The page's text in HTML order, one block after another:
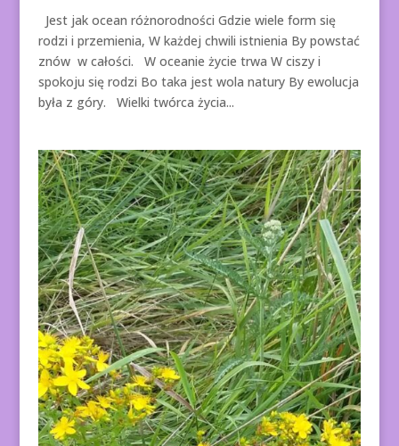
Jest jak ocean różnorodności Gdzie wiele form się
rodzi i przemienia, W każdej chwili istnienia By powstać
znów w całości. W oceanie życie trwa W ciszy i
spokoju się rodzi Bo taka jest wola natury By ewolucja
była z góry. Wielki twórca życia...